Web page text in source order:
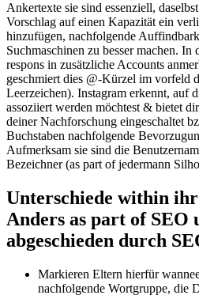
Ankertexte sie sind essenziell,
Vorschlag auf einen Kapazität ein
hinzufügen, nachfolgende
Suchmaschinen zu besser machen. In
respons in zusätzliche Accounts
geschmiert dies @-Kürzel im vorfeld
Leerzeichen). Instagram erkennt, auf
assoziiert werden möchtest & bietet
deiner Nachforschung eingeschaltet
Buchstaben nachfolgende
Aufmerksam sie sind die
Bezeichner (as part of jedermann
Unterschiede within
Anders as part of SEO
abgeschieden durch
Markieren Eltern hierfür
nachfolgende Wortgruppe, die